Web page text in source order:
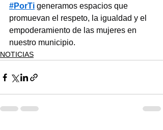
#PorTi generamos espacios que
promuevan el respeto, la igualdad y el
empoderamiento de las mujeres en
nuestro municipio.
NOTICIAS